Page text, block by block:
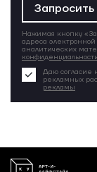
Нажимая кнопку
адреса
аналитических
Даю согласие
рекламных
рекламы